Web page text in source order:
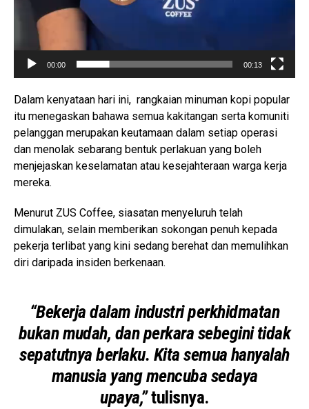
00:00 00:13
Dalam kenyataan hari ini, rangkaian minuman kopi popular
itu menegaskan bahawa semua kakitangan serta komuniti
pelanggan merupakan keutamaan dalam setiap operasi
dan menolak sebarang bentuk perlakuan yang boleh
menjejaskan keselamatan atau kesejahteraan warga kerja
mereka.
Menurut ZUS Coffee, siasatan menyeluruh telah
dimulakan, selain memberikan sokongan penuh kepada
pekerja terlibat yang kini sedang berehat dan memulihkan
diri daripada insiden berkenaan.
“Bekerja dalam industri perkhidmatan
bukan mudah, dan perkara sebegini tidak
sepatutnya berlaku. Kita semua hanyalah
manusia yang mencuba sedaya
upaya,”tulisnya.